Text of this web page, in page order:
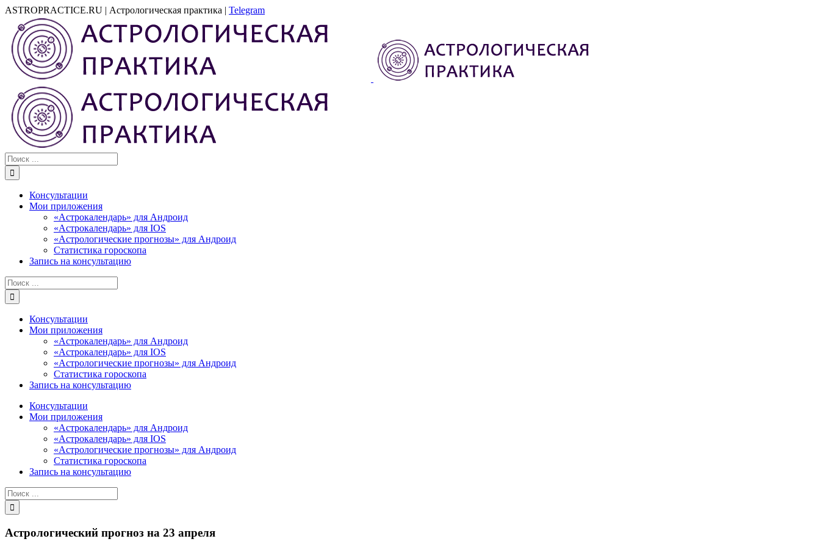
Skip
content
ASTROPRACTICE.RU | Астрологическая практика | Telegram
Email
Результат
поиска:
Консультации
Мои приложения
«Астрокалендарь» для Андроид
«Астрокалендарь» для IOS
«Астрологические прогнозы» для Андроид
Статистика гороскопа
Запись на консультацию
Результат
поиска:
Консультации
Мои приложения
«Астрокалендарь» для Андроид
«Астрокалендарь» для IOS
«Астрологические прогнозы» для Андроид
Статистика гороскопа
Запись на консультацию
Консультации
Мои приложения
«Астрокалендарь» для Андроид
«Астрокалендарь» для IOS
«Астрологические прогнозы» для Андроид
Статистика гороскопа
Запись на консультацию
Результат
поиска:
Астрологический прогноз на 23 апреля